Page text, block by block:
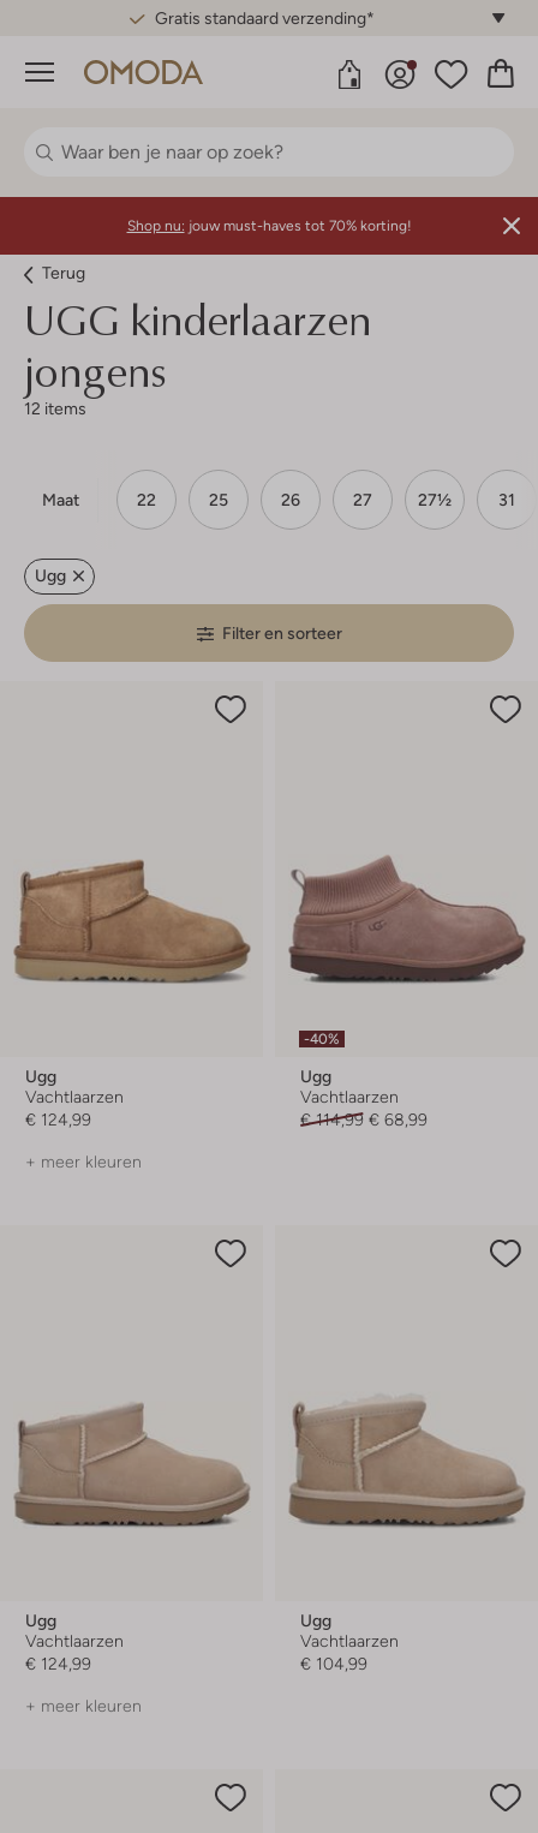
Gratis standaard verzending*
Menu
Shop nu: jouw must-haves tot 70% korting!
Terug
UGG kinderlaarzen
jongens
12 items
Maat 22 25 26 27 27½ 31
Ugg
Filter en sorteer
Ugg
Vachtlaarzen
€ 124,99
+ meer kleuren
-40%
Ugg
Vachtlaarzen
€ 114,99 € 68,99
Ugg
Vachtlaarzen
€ 124,99
+ meer kleuren
Ugg
Vachtlaarzen
€ 104,99